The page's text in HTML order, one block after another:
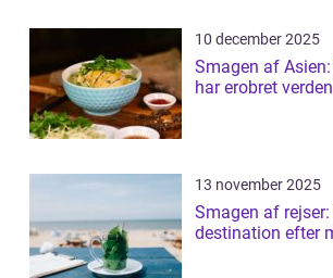
10 december 2025
Smagen af
har erobret verden
13 november 2025
Smagen af
destination efter